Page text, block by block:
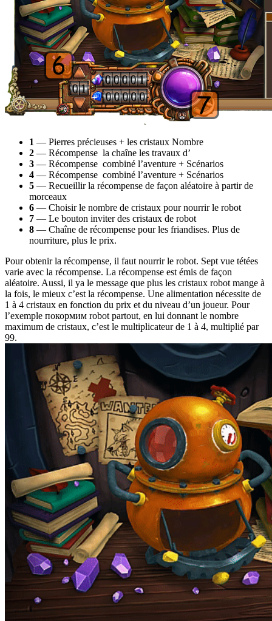
1 — Pierres précieuses + les cristaux Nombre
2 — Récompense la chaîne les travaux d’
3 — Récompense combiné l’aventure + Scénarios
4 — Récompense combiné l’aventure + Scénarios
5 — Recueillir la récompense de façon aléatoire à partir de
morceaux
6 — Choisir le nombre de cristaux pour nourrir le robot
7 — Le bouton inviter des cristaux de robot
8 — Chaîne de récompense pour les friandises. Plus de
nourriture, plus le prix.
Pour obtenir la récompense, il faut nourrir le robot. Sept vue tétées
varie avec la récompense. La récompense est émis de façon
aléatoire. Aussi, il ya le message que plus les cristaux robot mange à
la fois, le mieux c’est la récompense. Une alimentation nécessite de
1 à 4 cristaux en fonction du prix et du niveau d’un joueur. Pour
l’exemple покормим robot partout, en lui donnant le nombre
maximum de cristaux, c’est le multiplicateur de 1 à 4, multiplié par
99.